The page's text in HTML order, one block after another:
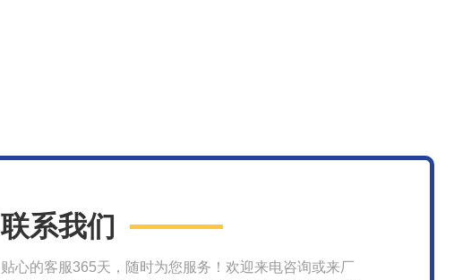
联系我们
贴心的客服365天，随时为您服务！欢迎来电咨询或来厂